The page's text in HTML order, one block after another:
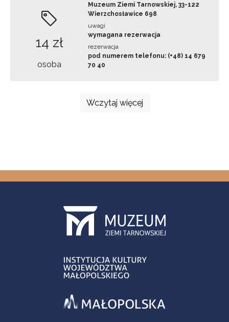
14 zł
osoba
Muzeum Ziemi Tarnowskiej, 33-122
Wierzchosławice 698
uwagi
wymagana rezerwacja
rezerwacja
pod numerem telefonu: (+48) 14 679
70 40
Wczytaj więcej